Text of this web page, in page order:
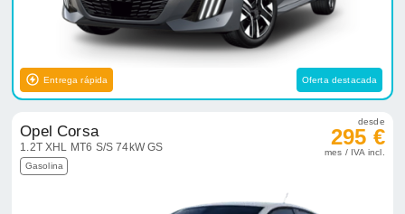
Entrega rápida Oferta destacada
Opel Corsa
1.2T XHL MT6 S/S 74kW GS
Gasolina
desde
295 €
mes / IVA incl.